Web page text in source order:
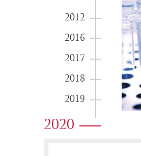
2012
2016
2017
2018
2019
2020